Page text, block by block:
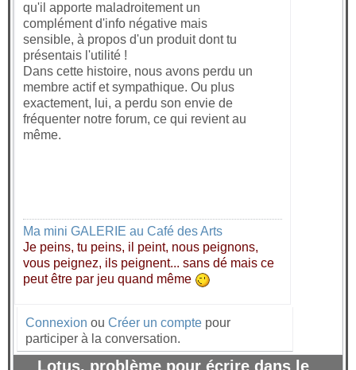
qu'il apporte maladroitement un
complément d'info négative mais
sensible, à propos d'un produit dont tu
présentais l'utilité !
Dans cette histoire, nous avons perdu un
membre actif et sympathique. Ou plus
exactement, lui, a perdu son envie de
fréquenter notre forum, ce qui revient au
même.
Ma mini GALERIE au Café des Arts
Je peins, tu peins, il peint, nous peignons,
vous peignez, ils peignent... sans dé mais ce
peut être par jeu quand même
Connexion ou Créer un compte pour
participer à la conversation.
Lotus, problème pour écrire dans le